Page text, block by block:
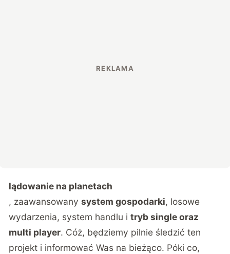
lądowanie na planetach
, zaawansowanysystem gospodarki, losowe
wydarzenia, system handlu itryb single oraz
multi player. Cóż, będziemy pilnie śledzić ten
projekt i informować Was na bieżąco. Póki co,